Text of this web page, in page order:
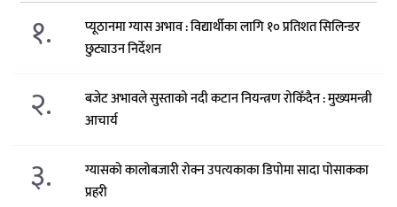
१.
प्यूठानमा ग्यास अभाव : विद्यार्थीका लागि १० प्रतिशत सिलिन्डर
छुट्याउन निर्देशन
२.
बजेट अभावले सुस्ताको नदी कटान नियन्त्रण रोकिँदैन : मुख्यमन्त्री
आचार्य
३.
ग्यासको कालोबजारी रोक्न उपत्यकाका डिपोमा सादा पोसाकका
प्रहरी